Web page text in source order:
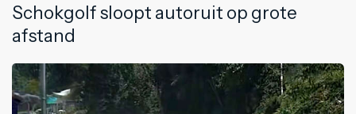
Schokgolf sloopt autoruit op grote
afstand